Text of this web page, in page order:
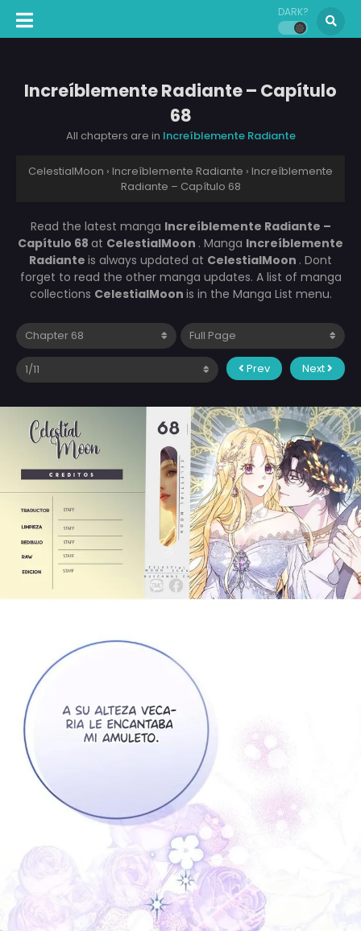
DARK?
Increíblemente Radiante – Capítulo
68
All chapters are in Increíblemente Radiante
CelestialMoon › Increíblemente Radiante › Increíblemente
Radiante – Capítulo 68
Read the latest manga Increíblemente Radiante –
Capítulo 68 at CelestialMoon . Manga Increíblemente
Radiante is always updated at CelestialMoon . Dont
forget to read the other manga updates. A list of manga
collections CelestialMoon is in the Manga List menu.
Prev Next